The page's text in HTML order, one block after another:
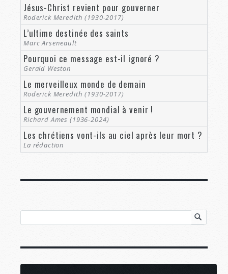
Jésus-Christ revient pour gouverner
Roderick Meredith (1930-2017)
L’ultime destinée des saints
Marc Arseneault
Pourquoi ce message est-il ignoré ?
Gerald Weston
Le merveilleux monde de demain
Roderick Meredith (1930-2017)
Le gouvernement mondial à venir !
Richard Ames (1936-2024)
Les chrétiens vont-ils au ciel après leur mort ?
La rédaction